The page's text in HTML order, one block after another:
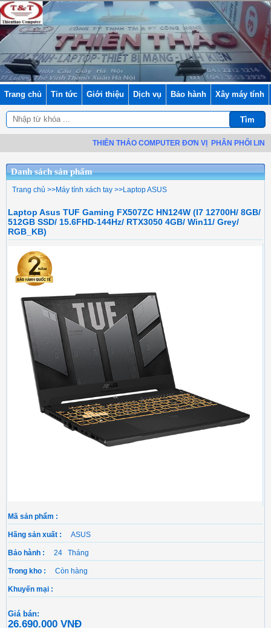
Trang chủ Tin tức Giới thiệu Dịch vụ Bảo hành Xây máy tính
THIÊN THẢO COMPUTER ĐƠN VỊ PHÂN PHỐI LINH
Danh sách sản phẩm
Trang chủ >>Máy tính xách tay >>Laptop ASUS
Laptop Asus TUF Gaming FX507ZC HN124W (I7 12700H/ 8GB/
512GB SSD/ 15.6FHD-144Hz/ RTX3050 4GB/ Win11/ Grey/
RGB_KB)
Mã sản phẩm :
Hãng sản xuất : ASUS
Bảo hành : 24 Tháng
Trong kho : Còn hàng
Khuyến mại :
Giá bán:
26.690.000 VNĐ